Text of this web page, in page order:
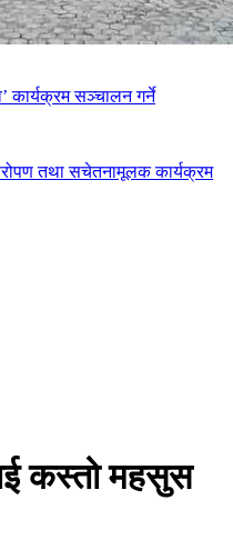
कार्यक्रम सञ्चालन गर्ने
तथा सचेतनामूलक कार्यक्रम
कस्तो महसुस